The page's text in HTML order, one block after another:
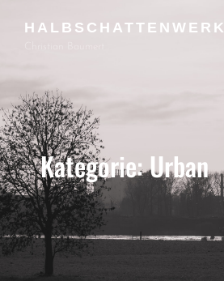
HALBSCHATTENWERK
Kategorie:Urban